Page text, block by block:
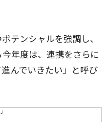
テンシャルを強調し、
今年度は、連携をさらに
んでいきたい」と呼び